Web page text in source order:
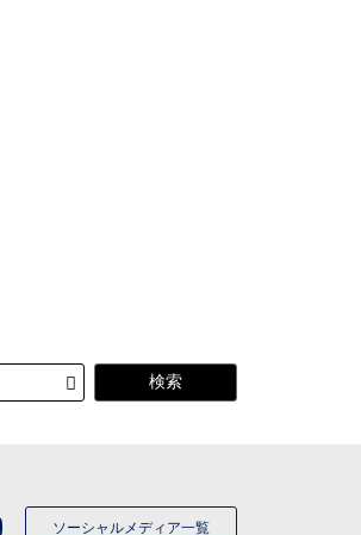
ソーシャルメディア一覧